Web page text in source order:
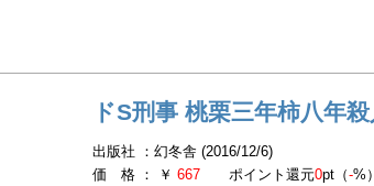
ドS刑事 桃栗三年柿八年
出版社 ：幻冬舎 (2016/12/6)
価 格 ： ￥667 ポイント還元0pt（-%）